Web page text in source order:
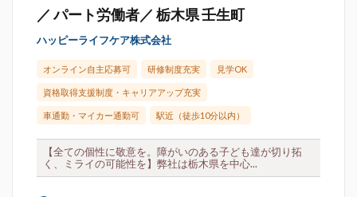
／ パート労働者／ 栃木県 壬生町
ハッピーライフケア株式会社
オンライン自主応募可 研修制度充実 見学OK
資格取得支援制度・キャリアアップ充実
車通勤・マイカー通勤可 駅近（徒歩10分以内）
【全ての個性に敬意を。障がいのある子ども達が切り拓
く、ミライの可能性を】弊社は栃木県を中心...